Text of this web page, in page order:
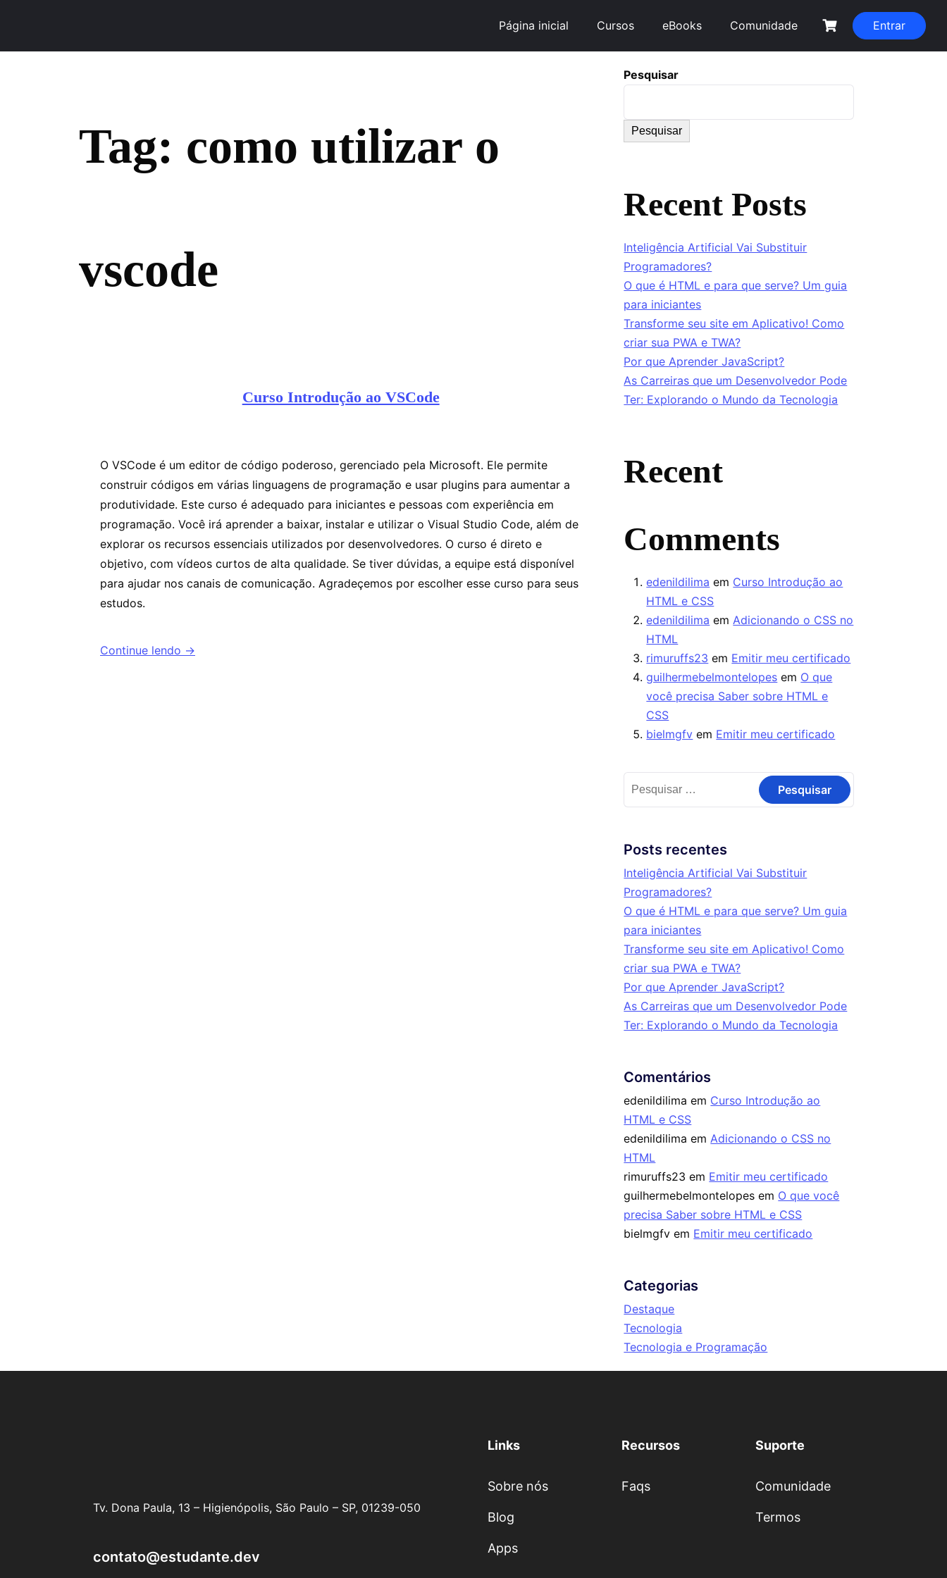
Página inicial Cursos eBooks Comunidade Entrar
Tag: como utilizar o
vscode
Curso Introdução ao VSCode
O VSCode é um editor de código poderoso, gerenciado pela Microsoft. Ele permite
construir códigos em várias linguagens de programação e usar plugins para aumentar a
produtividade. Este curso é adequado para iniciantes e pessoas com experiência em
programação. Você irá aprender a baixar, instalar e utilizar o Visual Studio Code, além de
explorar os recursos essenciais utilizados por desenvolvedores. O curso é direto e
objetivo, com vídeos curtos de alta qualidade. Se tiver dúvidas, a equipe está disponível
para ajudar nos canais de comunicação. Agradeçemos por escolher esse curso para seus
estudos.
Continue lendo →
Pesquisar
Pesquisar
Recent Posts
Inteligência Artificial Vai Substituir
Programadores?
O que é HTML e para que serve? Um guia
para iniciantes
Transforme seu site em Aplicativo! Como
criar sua PWA e TWA?
Por que Aprender JavaScript?
As Carreiras que um Desenvolvedor Pode
Ter: Explorando o Mundo da Tecnologia
Recent
Comments
edenildilima em Curso Introdução ao
HTML e CSS
edenildilima emAdicionando o CSS no
HTML
rimuruffs23 em Emitir meu certificado
guilhermebelmontelopes em O que
você precisa Saber sobre HTML e
CSS
bielmgfv em Emitir meu certificado
Posts recentes
Inteligência Artificial Vai Substituir
Programadores?
O que é HTML e para que serve? Um guia
para iniciantes
Transforme seu site em Aplicativo! Como
criar sua PWA e TWA?
Por que Aprender JavaScript?
As Carreiras que um Desenvolvedor Pode
Ter: Explorando o Mundo da Tecnologia
Comentários
edenildilima em Curso Introdução ao
HTML e CSS
edenildilima emAdicionando o CSS no
HTML
rimuruffs23 em Emitir meu certificado
guilhermebelmontelopes em O que você
precisa Saber sobre HTML e CSS
bielmgfv em Emitir meu certificado
Categorias
Destaque
Tecnologia
Tecnologia e Programação
Tv. Dona Paula, 13 – Higienópolis, São Paulo – SP, 01239-050
contato@estudante.dev
Links
Sobre nós
Blog
Apps
Recursos
Faqs
Suporte
Comunidade
Termos